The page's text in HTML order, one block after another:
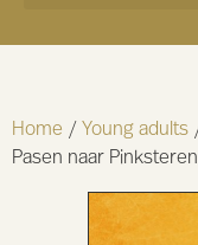
Home / Young adults
Pasen naar Pinksteren